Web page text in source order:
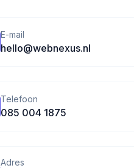
E-mail
hello@webnexus.nl
Telefoon
085 004 1875
Adres